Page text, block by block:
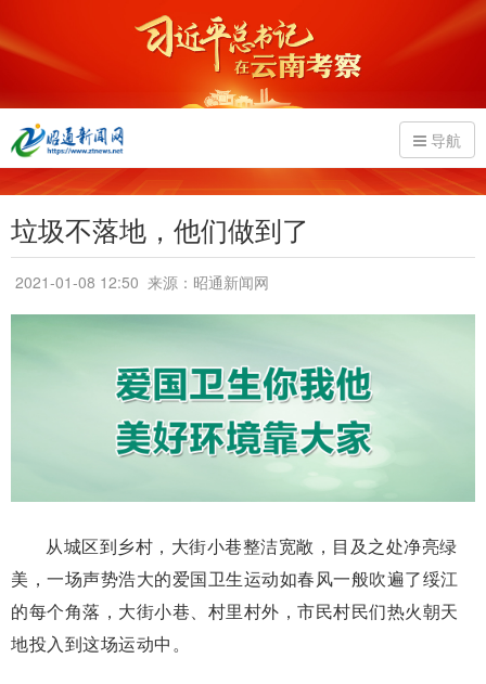
导航
垃圾不落地，他们做到了
2021-01-08 12:50 来源：昭通新闻网
从城区到乡村，大街小巷整洁宽敞，目及之处净亮绿
美，一场声势浩大的爱国卫生运动如春风一般吹遍了绥江
的每个角落，大街小巷、村里村外，市民村民们热火朝天
地投入到这场运动中。